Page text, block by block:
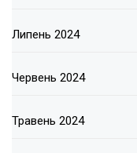
Липень 2024
Червень 2024
Травень 2024